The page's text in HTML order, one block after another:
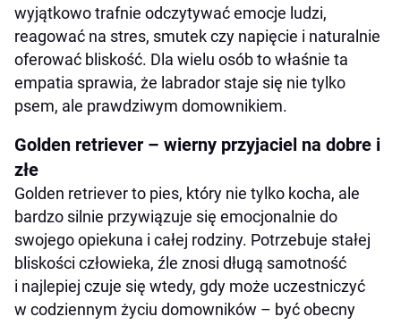
wyjątkowo trafnie odczytywać emocje ludzi,
reagować na stres, smutek czy napięcie i naturalnie
oferować bliskość. Dla wielu osób to właśnie ta
empatia sprawia, że labrador staje się nie tylko
psem, ale prawdziwym domownikiem.
Golden retriever – wierny przyjaciel na dobre i
złe
Golden retriever to pies, który nie tylko kocha, ale
bardzo silnie przywiązuje się emocjonalnie do
swojego opiekuna i całej rodziny. Potrzebuje stałej
bliskości człowieka, źle znosi długą samotność
i najlepiej czuje się wtedy, gdy może uczestniczyć
w codziennym życiu domowników – być obecny